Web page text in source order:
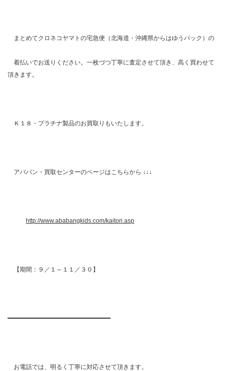
まとめてクロネコヤマトの宅急便（北海道・沖縄県からはゆうパック）の
着払いでお送りください。一枚づつ丁寧に査定させて頂き、高く買わせて
頂きます。
Ｋ１８・プラチナ製品のお買取りもいたします。
アババン・買取センターのページはこちらから ↓↓↓
http://www.ababangkids.com/kaitori.asp
【期間：９／１～１１／３０】
━━━━━━━━━━━━━━━━━━━━━━━━━━━━━
お電話では、明るく丁寧に対応させて頂きます。